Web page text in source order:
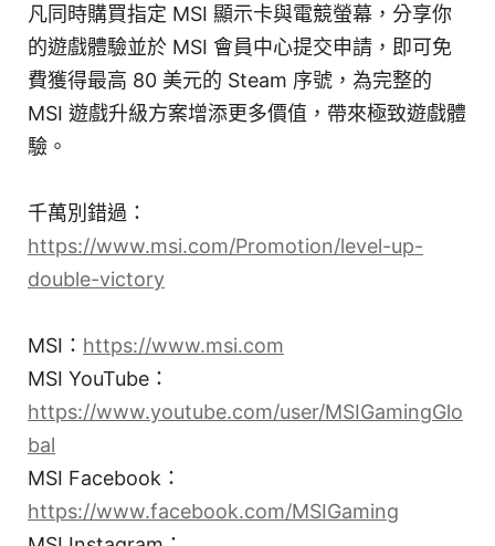
凡同時購買指定 MSI 顯示卡與電競螢幕，分享你
的遊戲體驗並於 MSI 會員中心提交申請，即可免
費獲得最高 80 美元的 Steam 序號，為完整的
MSI 遊戲升級方案增添更多價值，帶來極致遊戲體
驗。
千萬別錯過：
https://www.msi.com/Promotion/level-up-
double-victory
MSI： https://www.msi.com
MSI YouTube：
https://www.youtube.com/user/MSIGamingGlo
bal
MSI Facebook：
https://www.facebook.com/MSIGaming